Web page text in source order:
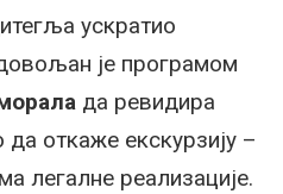
ускратио
је програмом
да ревидира
да откаже екскурзију –
легалне реализације.